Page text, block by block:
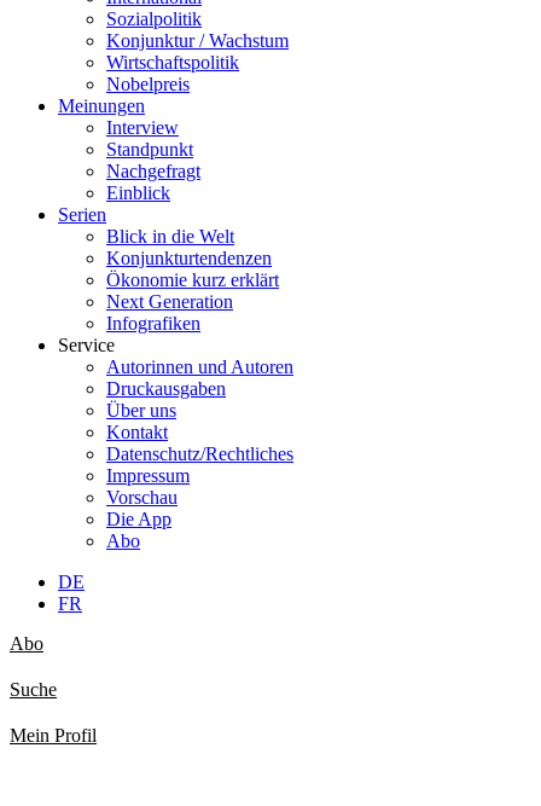
Sozialpolitik
Konjunktur / Wachstum
Wirtschaftspolitik
Nobelpreis
Meinungen
Interview
Standpunkt
Nachgefragt
Einblick
Serien
Blick in die Welt
Konjunkturtendenzen
Ökonomie kurz erklärt
Next Generation
Infografiken
Service
Autorinnen und Autoren
Druckausgaben
Über uns
Kontakt
Datenschutz/Rechtliches
Impressum
Vorschau
Die App
Abo
DE
FR
Abo
Suche
Mein Profil